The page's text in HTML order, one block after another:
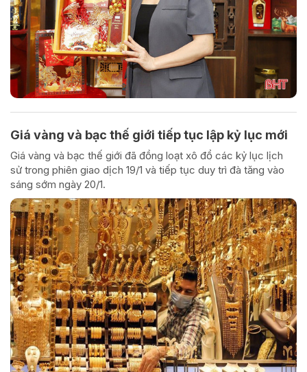
Giá vàng và bạc thế giới tiếp tục lập kỷ lục mới
Giá vàng và bạc thế giới đã đồng loạt xô đổ các kỷ lục lịch
sử trong phiên giao dịch 19/1 và tiếp tục duy trì đà tăng vào
sáng sớm ngày 20/1.